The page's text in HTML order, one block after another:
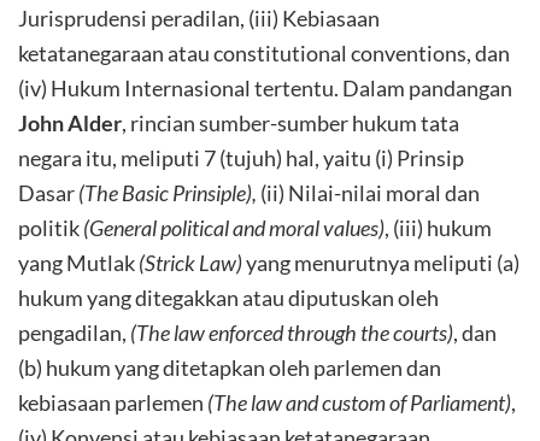
Jurisprudensi peradilan, (iii) Kebiasaan
ketatanegaraan atau constitutional conventions, dan
(iv) Hukum Internasional tertentu. Dalam pandangan
John Alder, rincian sumber-sumber hukum tata
negara itu, meliputi 7 (tujuh) hal, yaitu (i) Prinsip
Dasar(The Basic Prinsiple), (ii) Nilai-nilai moral dan
politik(General political and moral values), (iii) hukum
yang Mutlak(Strick Law)yang menurutnya meliputi (a)
hukum yang ditegakkan atau diputuskan oleh
pengadilan, (The law enforced through the courts), dan
(b) hukum yang ditetapkan oleh parlemen dan
kebiasaan parlemen (The law and custom of Parliament),